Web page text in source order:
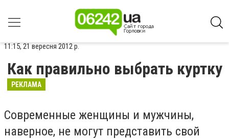
11:15, 21 вересня 2012 р.
Как правильно выбрать куртку
РЕКЛАМА
Современные женщины и мужчины,
наверное, не могут представить свой